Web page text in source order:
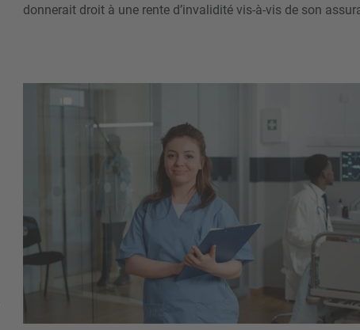
donnerait droit à une rente d’invalidité vis-à-vis de son